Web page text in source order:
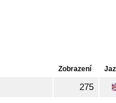
Zobrazení
275